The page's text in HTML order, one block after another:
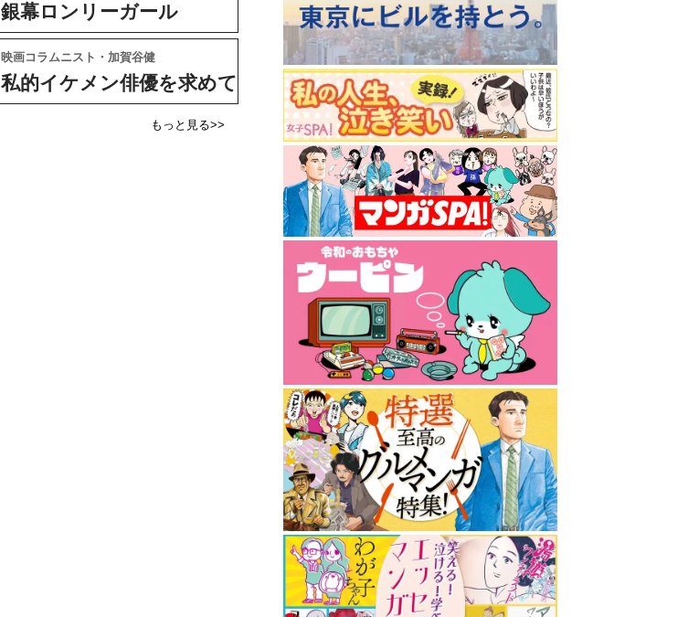
銀幕ロンリーガール
映画コラムニスト・加賀谷健
私的イケメン俳優を求めて
もっと見る>>